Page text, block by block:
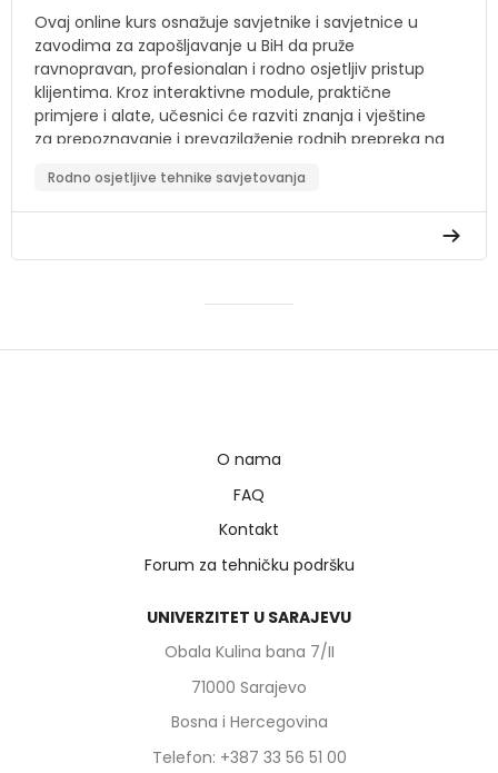
Modul 1: Uvod u rodnu ravnopravnost i stereotipe
Modul 2:
Rodno osjetljivo savjetovanje i
komunikacijske vještine
Modul 3:
Specifične tehnike za rad sa ranjivim
grupama
Ovaj online kurs osnažuje savjetnike i savjetnice u
zavodima za zapošljavanje u BiH da pruže
ravnopravan, profesionalan i rodno osjetljiv pristup
klijentima. Kroz interaktivne module, praktične
primjere i alate, učesnici će razviti znanja i vještine
za prepoznavanje i prevazilaženje rodnih prepreka na
Razumjeti razliku između spola i roda, te važnost
Identificirati rodne stereotipe i predrasude u
Primijeniti rodno osjetljive savjetodavne tehnike.
Kreirati individualne planove zapošljavanja koji
uvažavaju rodnu perspektivu.
Moduli kursa:
Rodno osjetljivo savjetovanje i
komunikacijske vještine
Specifične tehnike za rad sa ranjivim
Rodno osjetljive tehnike savjetovanja
O nama
FAQ
Kontakt
Forum za tehničku podršku
UNIVERZITET U SARAJEVU
Obala Kulina bana 7/II
71000 Sarajevo
Bosna i Hercegovina
Telefon: +387 33 56 51 00